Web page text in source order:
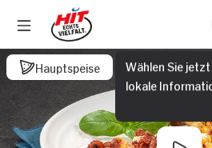
Wählen Sie
lokale
Hauptspeise